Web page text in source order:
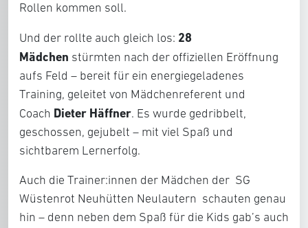
Rollen kommen soll.
Und der rollte auch gleich los: 28
Mädchen stürmten nach der offiziellen Eröffnung
aufs Feld – bereit für ein energiegeladenes
Training, geleitet von Mädchenreferent und
Coach Dieter Häffner. Es wurde gedribbelt,
geschossen, gejubelt – mit viel Spaß und
sichtbarem Lernerfolg.
Auch die Trainer:innen der Mädchen der SG
Wüstenrot Neuhütten Neulautern schauten genau
hin – denn neben dem Spaß für die Kids gab’s auch